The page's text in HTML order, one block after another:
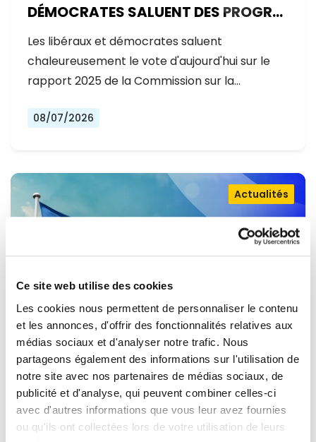
Ce site web utilise des cookies
Les cookies nous permettent de personnaliser le contenu
et les annonces, d'offrir des fonctionnalités relatives aux
médias sociaux et d'analyser notre trafic. Nous
partageons également des informations sur l'utilisation de
notre site avec nos partenaires de médias sociaux, de
publicité et d'analyse, qui peuvent combiner celles-ci
avec d'autres informations que vous leur avez fournies
ou qu'ils ont collectées lors de votre utilisation de leurs
DÉMOCRATES SALUENT DES PROGRÈS
EXCEPTIONNELS SUR LA VOIE DE
L'ADHÉSION À L'UE
Les libéraux et démocrates saluent
chaleureusement le vote d'aujourd'hui sur le
rapport 2025 de la Commission sur la…
08/07/2026
OUVRIR LA PORTE À L'UKRAINE,
MAINTENIR LA PRESSION SUR LA
RUSSIE
Actualités
Renew Europe appelle l'Ukraine à accélérer la